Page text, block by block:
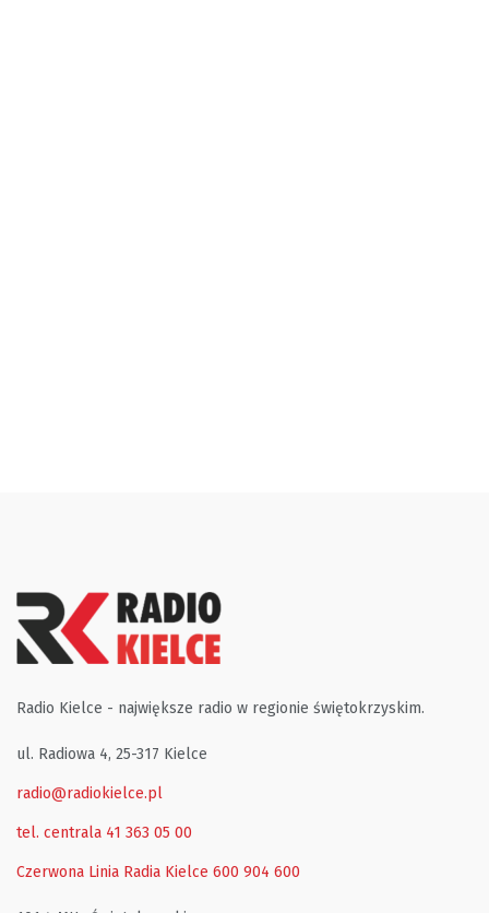
Radio Kielce - największe radio w regionie świętokrzyskim.
ul. Radiowa 4, 25-317 Kielce
radio@radiokielce.pl
tel. centrala 41 363 05 00
Czerwona Linia Radia Kielce 600 904 600